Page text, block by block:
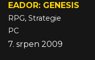
EADOR: GENESIS
RPG, Strategie
PC
7. srpen 2009